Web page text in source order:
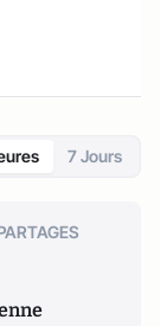
7 Jours